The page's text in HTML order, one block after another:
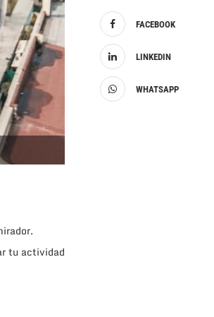
tu actividad
FACEBOOK
LINKEDIN
WHATSAPP